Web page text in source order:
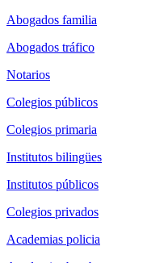
Abogados familia
Abogados tráfico
Notarios
Colegios públicos
Colegios primaria
Institutos bilingües
Institutos públicos
Colegios privados
Academias policia